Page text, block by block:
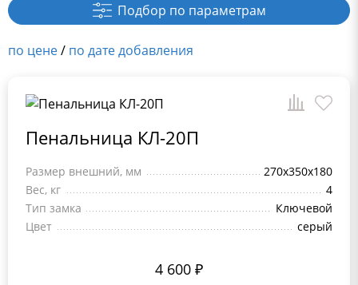
Подбор по параметрам
по цене/ по дате добавления
Пенальница КЛ-20П
Размер внешний, мм
270x350x180
Вес, кг
4
Тип замка
Ключевой
Цвет
серый
4 600 ₽